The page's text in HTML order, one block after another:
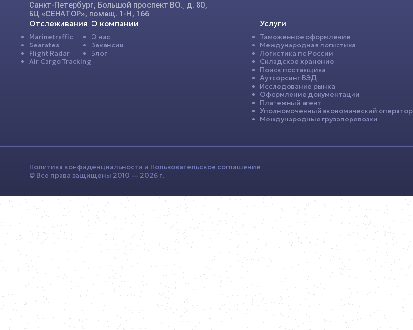
Санкт-Петербург, Большой проспект ВО., д. 80,
БЦ «СЕНАТОР», помещ. 1-Н, 166
Отслеживания
Marinetraffic
Searates
Flight Radar
Air Cargo Tracking
О компании
О нас
Вакансии
Блог
Услуги
Таможенное оформление
Международная логистика
Логистика по России
Складское хранение
Поиск поставщика
Аутсорсинг ВЭД
Исследование рынка
Оформление документации
Платежный агент
Уполномоченный экономический оператор
Международные грузоперевозки
Политика конфиденциальности и Пользовательское соглашение
© Все права защищены 2010 — 2026 г.